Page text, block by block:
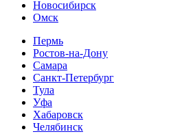
Новосибирск
Омск
Пермь
Ростов-на-Дону
Самара
Санкт-Петербург
Тула
Уфа
Хабаровск
Челябинск